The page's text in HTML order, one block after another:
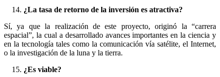
¿La tasa de retorno de la inversión es atractiva?
Sí, ya que la realización de este proyecto, originó la “carrera
espacial”, la cual a desarrollado avances importantes en la ciencia y
en la tecnología tales como la comunicación vía satélite, el Internet,
o la investigación de la luna y la tierra.
¿Es viable?